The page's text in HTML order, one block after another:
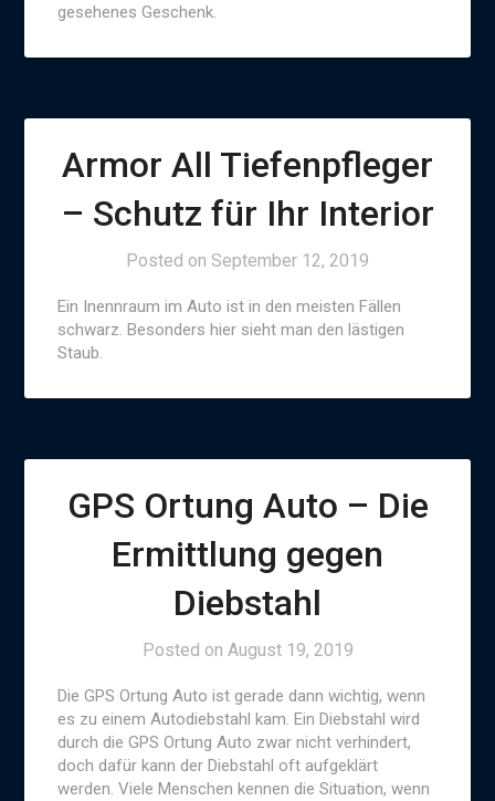
gesehenes Geschenk.
Armor All Tiefenpfleger
– Schutz für Ihr Interior
Posted on September 12, 2019
Ein Inennraum im Auto ist in den meisten Fällen
schwarz. Besonders hier sieht man den lästigen
Staub.
GPS Ortung Auto – Die
Ermittlung gegen
Diebstahl
Posted on August 19, 2019
Die GPS Ortung Auto ist gerade dann wichtig, wenn
es zu einem Autodiebstahl kam. Ein Diebstahl wird
durch die GPS Ortung Auto zwar nicht verhindert,
doch dafür kann der Diebstahl oft aufgeklärt
werden. Viele Menschen kennen die Situation, wenn